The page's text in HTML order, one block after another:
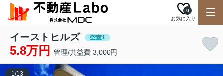
お気に入り
0
イーストヒルズ 空室1
5.8万円 管理/共益費 3,000円
1/13